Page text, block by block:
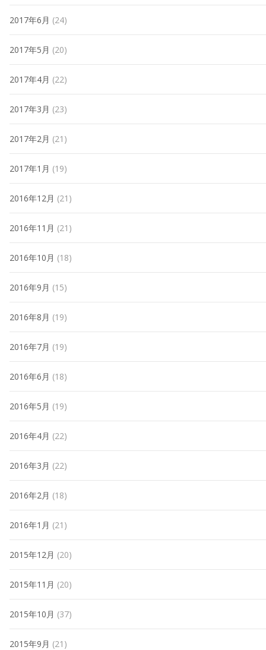
2017年6月 (24)
2017年5月 (20)
2017年4月 (22)
2017年3月 (23)
2017年2月 (21)
2017年1月 (19)
2016年12月 (21)
2016年11月 (21)
2016年10月 (18)
2016年9月 (15)
2016年8月 (19)
2016年7月 (19)
2016年6月 (18)
2016年5月 (19)
2016年4月 (22)
2016年3月 (22)
2016年2月 (18)
2016年1月 (21)
2015年12月 (20)
2015年11月 (20)
2015年10月 (37)
2015年9月 (21)